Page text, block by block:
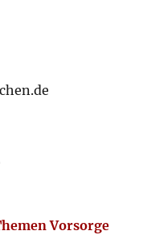
Vorsorge